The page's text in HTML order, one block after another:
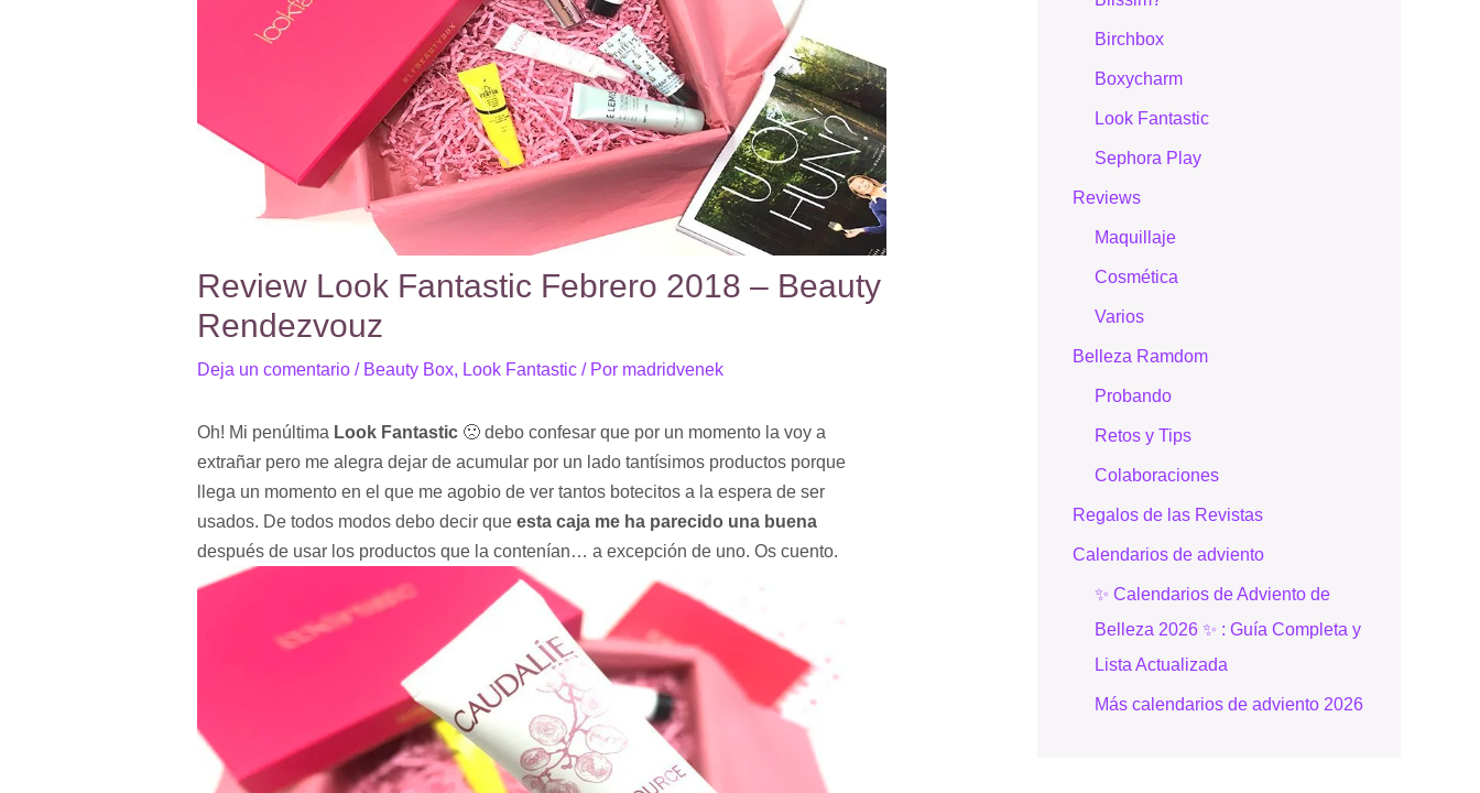
Review Look Fantastic Febrero 2018 – Beauty
Rendezvouz
Deja un comentario / Beauty Box, Look Fantastic/ Por madridvenek
Oh! Mi penúltima Look Fantastic🙁 debo confesar que por un momento la voy a
extrañar pero me alegra dejar de acumular por un lado tantísimos productos porque
llega un momento en el que me agobio de ver tantos botecitos a la espera de ser
usados. De todos modos debo decir que esta caja me ha parecido una buena
después de usar los productos que la contenían… a excepción de uno. Os cuento.
Birchbox
Boxycharm
Look Fantastic
Sephora Play
Reviews
Maquillaje
Cosmética
Varios
Belleza Ramdom
Probando
Retos y Tips
Colaboraciones
Regalos de las Revistas
Calendarios de adviento
✨ Calendarios de Adviento de
Belleza 2026 ✨ : Guía Completa y
Lista Actualizada
Más calendarios de adviento 2026